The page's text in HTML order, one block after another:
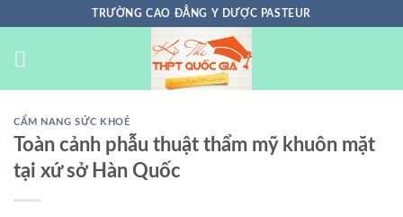
nội
TRƯỜNG CAO ĐẲNG Y DƯỢC PASTEUR
CẨM NANG SỨC KHOẺ
Toàn cảnh phẫu thuật thẩm mỹ khuôn mặt
tại xứ sở Hàn Quốc